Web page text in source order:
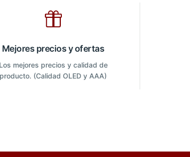
Mejores precios y ofertas
Los mejores precios y calidad de
producto. (Calidad OLED y AAA)